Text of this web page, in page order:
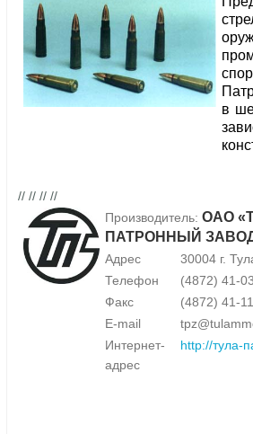
в
// // // //
Производитель: ОАО
ПАТРОННЫЙ
Адрес
30004 г.
Телефон
(4872) 41-
Факс
(4872) 41-
E-mail
Интернет-
адрес
http://тула-